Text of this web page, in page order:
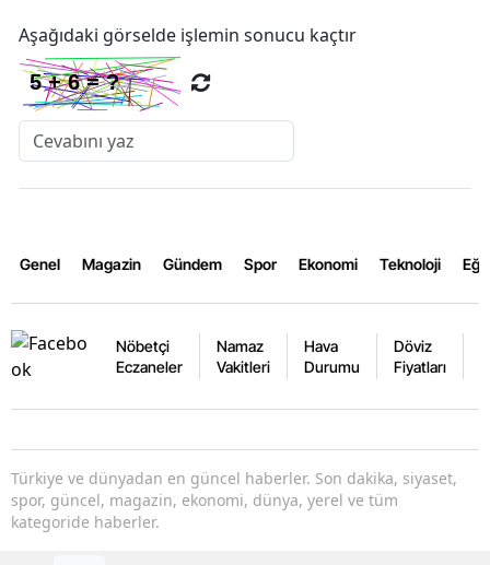
Aşağıdaki görselde işlemin sonucu kaçtır
Genel Magazin Gündem Spor Ekonomi Teknoloji
Nöbetçi
Eczaneler
Namaz
Vakitleri
Hava
Durumu
Döviz
Fiyatları
Türkiye ve dünyadan en güncel haberler. Son dakika, siyaset,
spor, güncel, magazin, ekonomi, dünya, yerel ve tüm
kategoride haberler.